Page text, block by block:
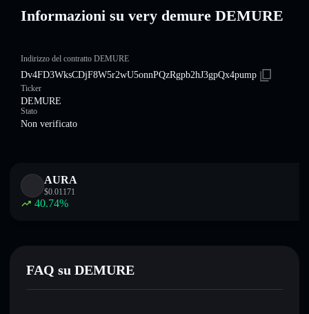
Informazioni su very demure DEMURE
Indirizzo del contratto DEMURE
Dv4FD3WksCDjF8W5r2wU5onnPQzRgpb2hJ3gpQx4pump
Ticker
DEMURE
Stato
Non verificato
AURA
$0.01171
40.74%
FAQ su DEMURE